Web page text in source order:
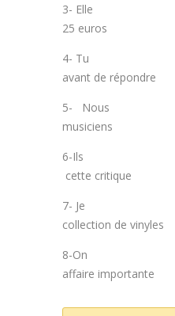
3- Elle
25 euros
4- Tu (ne
avant de répondre
5- Nous
musiciens
6-Ils ( ne
cette critique
7- Je
collection de vinyles
8-On
affaire importante